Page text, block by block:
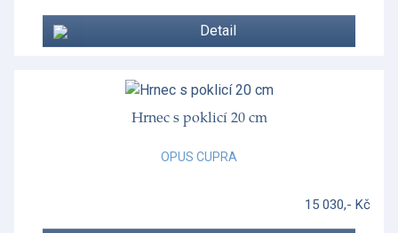
Detail
Hrnec s poklicí 20 cm
OPUS CUPRA
15 030,- Kč